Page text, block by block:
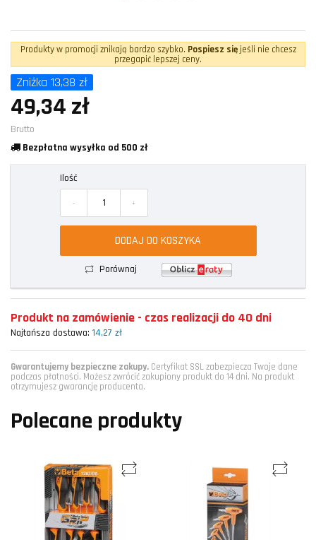
Produkty w promocji znikają bardzo szybko. Pospiesz sięjeśli nie chcesz
przegapić lepszej ceny.
Zniżka 13,38 zł
49,34 zł
Brutto
Bezpłatna wysyłka od 500 zł
Ilość
- +
DODAJ DO KOSZYKA
Porównaj
Produkt na zamówienie - czas realizacji do 40 dni
Najtańsza dostawa: 14,27 zł
Gwarantujemy bezpieczne zakupy. Certyfikat SSL zabezpiecza Twoje dane
podczas płatności. Możesz zwrócić zakupiony produkt do 14 dni. Na produkt
otrzymujesz gwarancję producenta.
Polecane produkty